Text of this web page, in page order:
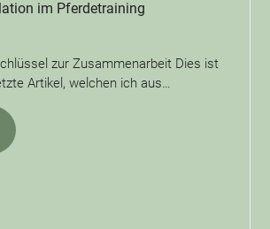
im Pferdetraining
zur Zusammenarbeit Dies ist
Artikel, welchen ich aus…